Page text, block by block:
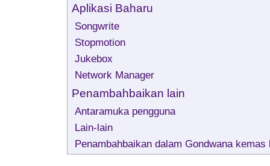
Aplikasi Baharu
Songwrite
Stopmotion
Jukebox
Network Manager
Penambahbaikan lain
Antaramuka pengguna
Lain-lain
Penambahbaikan dalam Gondwana kemas